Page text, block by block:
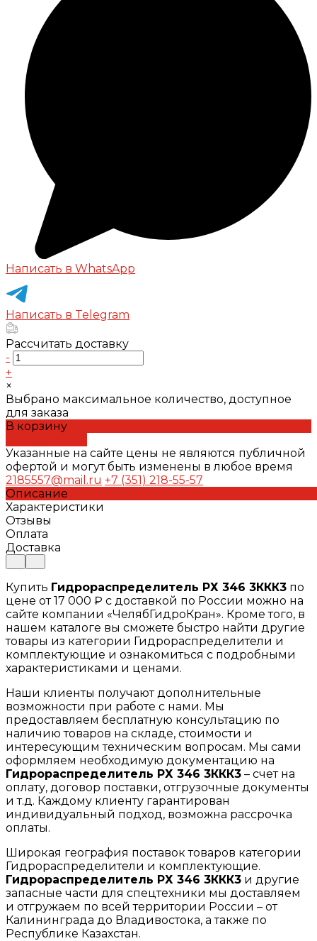
Написать в WhatsApp
Написать в Telegram
Рассчитать доставку
-
+
×
Выбрано максимальное количество, доступное
для заказа
В корзину
Указанные на сайте цены не являются публичной
офертой и могут быть изменены в любое время
2185557@mail.ru +7 (351) 218-55-57
Описание
Характеристики
Отзывы
Оплата
Доставка
Купить Гидрораспределитель РХ 346 3ККК3 по
цене от 17 000 ₽ с доставкой по России можно на
сайте компании «ЧелябГидроКран». Кроме того, в
нашем каталоге вы сможете быстро найти другие
товары из категории Гидрораспределители и
комплектующие и ознакомиться с подробными
характеристиками и ценами.
Наши клиенты получают дополнительные
возможности при работе с нами. Мы
предоставляем бесплатную консультацию по
наличию товаров на складе, стоимости и
интересующим техническим вопросам. Мы сами
оформляем необходимую документацию на
Гидрораспределитель РХ 346 3ККК3 – счет на
оплату, договор поставки, отгрузочные документы
и т.д. Каждому клиенту гарантирован
индивидуальный подход, возможна рассрочка
оплаты.
Широкая география поставок товаров категории
Гидрораспределители и комплектующие.
Гидрораспределитель РХ 346 3ККК3 и другие
запасные части для спецтехники мы доставляем
и отгружаем по всей территории России – от
Калининграда до Владивостока, а также по
Республике Казахстан.